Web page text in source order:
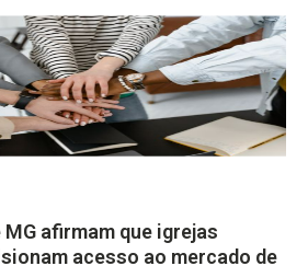
afirmam que igrejas
acesso ao mercado de